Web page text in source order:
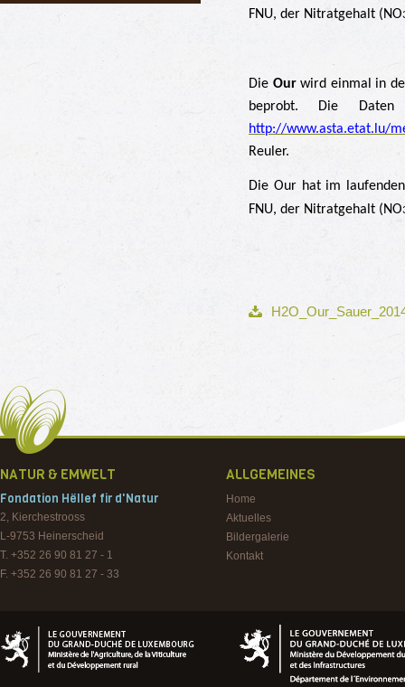
FNU, der Nitratgehalt (NO
Die Ourwird einmal in
beprobt. Die Daten
http://www.asta.etat.lu/
Reuler.
Die Our hat im
FNU, der Nitratgehalt (NO
NATUR & EMWELT
Fondation Hëllef fir d'Natur
2, Kierchestrooss
L-9753 Heinerscheid
T. +352 26 90 81 27 - 1
F. +352 26 90 81 27 - 33
ALLGEMEINES
Home
Aktuelles
Bildergalerie
Kontakt